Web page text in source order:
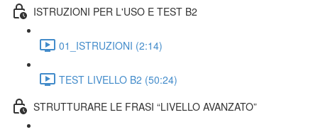
ISTRUZIONI PER L'USO E TEST B2
01_ISTRUZIONI (2:14)
TEST LIVELLO B2 (50:24)
STRUTTURARE LE FRASI “LIVELLO AVANZATO”